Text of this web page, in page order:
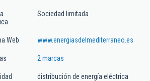
Sociedad limitada
Web www.energiasdelmediterraneo.es
2 marcas
distribución de energía eléctrica